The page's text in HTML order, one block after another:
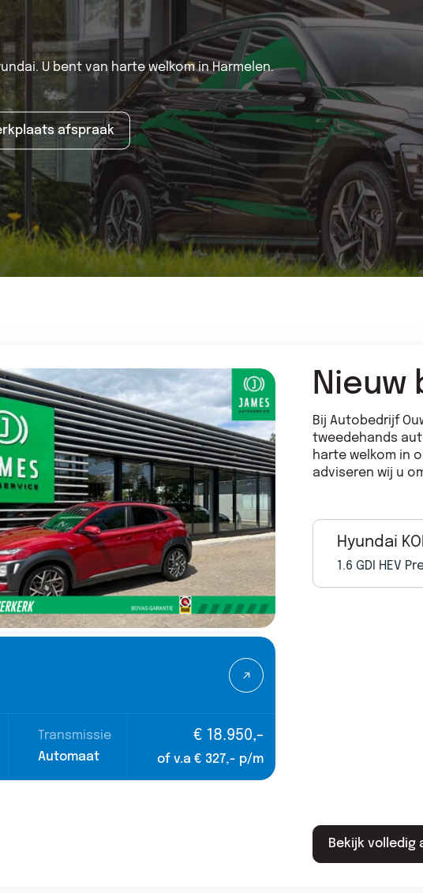
U bent van harte welkom in Harmelen.
afspraak
Transmissie
Automaat
€ 18.950,-
of v.a € 327,- p/m
Nieuw
Bij Autobedrijf
tweedehands
harte welkom in
adviseren wij u
Hyundai
1.6 GDI HEV
Bekijk volledig